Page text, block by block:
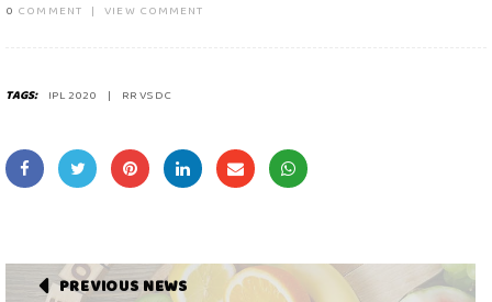
0 COMMENT | VIEW COMMENT
TAGS: IPL 2020 RR VS DC
PREVIOUS NEWS